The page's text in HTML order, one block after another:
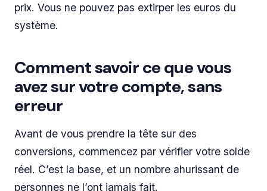
prix. Vous ne pouvez pas extirper les euros du
système.
Comment savoir ce que vous
avez sur votre compte, sans
erreur
Avant de vous prendre la tête sur des
conversions, commencez par vérifier votre solde
réel. C’est la base, et un nombre ahurissant de
personnes ne l’ont jamais fait.